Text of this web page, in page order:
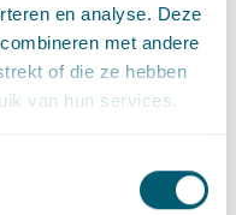
en analyse. Deze
met andere
of die ze hebben
van hun services.